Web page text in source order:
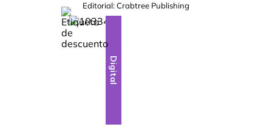
Editorial:Crabtree Publishing
-28%
Digital